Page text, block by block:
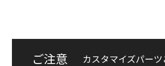
ご注意 カスタマイズパー